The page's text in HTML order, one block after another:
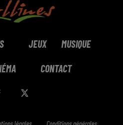
JEUX MUSIQUE
CONTACT